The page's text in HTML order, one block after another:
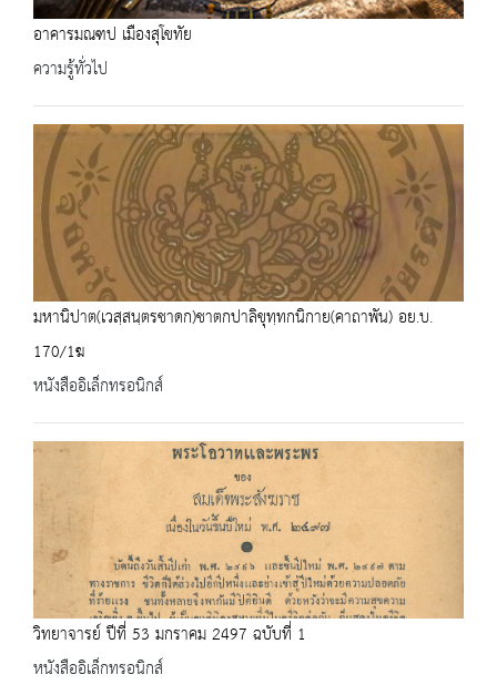
อาคารมณฑป เมืองสุโขทัย
ความรู้ทั่วไป
มหานิปาต(เวสฺสนฺตรชาดก)ชาตกปาลิขุทฺทกนิกาย(คาถาพัน) อย.บ.
170/1ฆ
หนังสืออิเล็กทรอนิกส์
วิทยาจารย์ ปีที่ 53 มกราคม 2497 ฉบับที่ 1
หนังสืออิเล็กทรอนิกส์